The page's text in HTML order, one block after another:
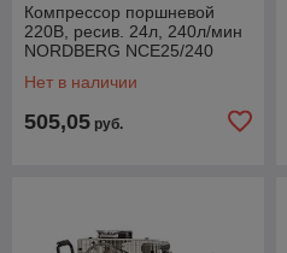
Компрессор поршневой
220В, ресив. 24л, 240л/мин
NORDBERG NCE25/240
Нет в наличии
505,05 руб.